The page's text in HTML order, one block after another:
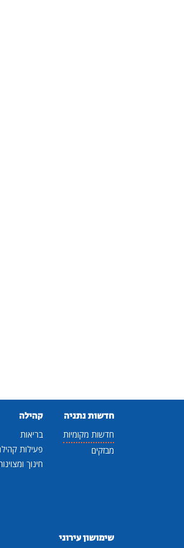
חדשות נתניה
חדשות מקומיות
מבזקים
קהילה
בריאות
פעילות
חינוך
שימושון עירוני